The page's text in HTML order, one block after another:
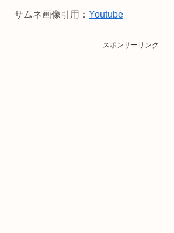
サムネ画像引用： Youtube
スポンサーリンク